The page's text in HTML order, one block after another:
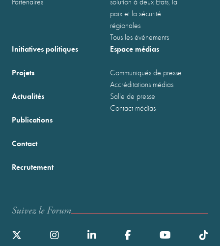
paix et la sécurité
régionales
Tous les événements
Initiatives politiques
Projets
Actualités
Publications
Espace médias
Communiqués de presse
Accréditations médias
Salle de presse
Contact médias
Contact
Recrutement
Suivez le Forum